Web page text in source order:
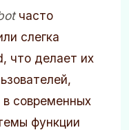
часто
слегка
что делает их
современных
функции